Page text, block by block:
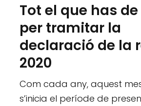
Tot el que has
per tramitar la
declaració de la
2020
Com cada any, aquest
s’inicia el període de